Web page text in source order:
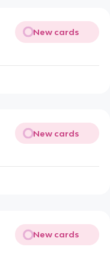
New cards
New cards
New cards